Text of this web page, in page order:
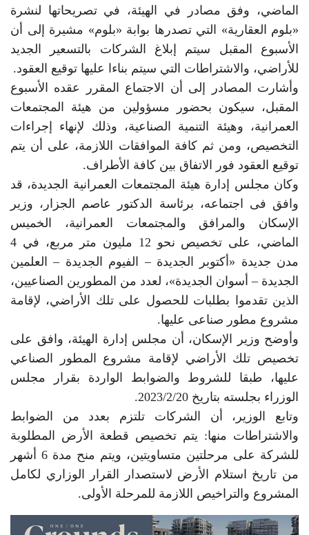
الماضي، وفق مصادر في الهيئة، في تصريحاتها لنشرة
«بلوم العقارية» التي تصدرها بوابة «بلوم» مشيرة إلى أن
الأسبوع المقبل سيتم إبلاغ الشركات بالتسعير الجديد
للأراضي، والاشتراطات التي سيتم بناءا عليها توقيع العقود.
وأشارت المصادر إلى أن الاجتماع المقرر عقده الأسبوع
المقبل، سيكون بحضور مسؤولين من هيئة المجتمعات
العمرانية، وهيئة التنمية الصناعية، وذلك لإنهاء إجراءات
التخصيص، ومن ثم كافة الموافقات اللازمة، على أن يتم
توقيع العقود فور الاتفاق بين كافة الأطراف.
وكان مجلس إدارة هيئة المجتمعات العمرانية الجديدة، قد
وافق فى اجتماعه، برئاسة الدكتور عاصم الجزار، وزير
الإسكان والمرافق والمجتمعات العمرانية، الخميس
الماضي، على تخصيص نحو 12 مليون متر مربع، في 4
مدن جديدة «أكتوبر الجديدة – الفيوم الجديدة – العلمين
الجديدة – أسوان الجديدة»، لعدد من المطورين الصناعيين،
الذين تقدموا بطلبات للحصول على تلك الأراضي، لإقامة
مشروع مطور صناعى عليها.
وأوضح وزير الإسكان، أن مجلس إدارة الهيئة، وافق على
تخصيص تلك الأراضي لإقامة مشروع المطور الصناعي
عليها، طبقا للشروط والضوابط الواردة بقرار مجلس
الوزراء بجلسته بتاريخ 2023/2/20.
وتابع الوزير، أن الشركات تلتزم بعدد من الضوابط
والاشتراطات منها: يتم تخصيص قطعة الأرض المطلوبة
للشركة على مرحلتين متساويتين، ويتم منح مدة 6 أشهر
من تاريخ استلام الأرض لاستصدار القرار الوزاري لكامل
المشروع والتراخيص اللازمة للمرحلة الأولى.